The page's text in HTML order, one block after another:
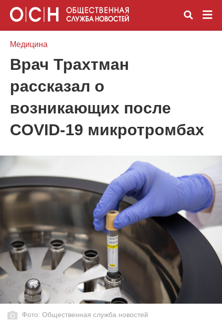
Медицина
Врач Трахтман
рассказал о
возникающих после
COVID-19 микротромбах
Фото: Общественная служба новостей